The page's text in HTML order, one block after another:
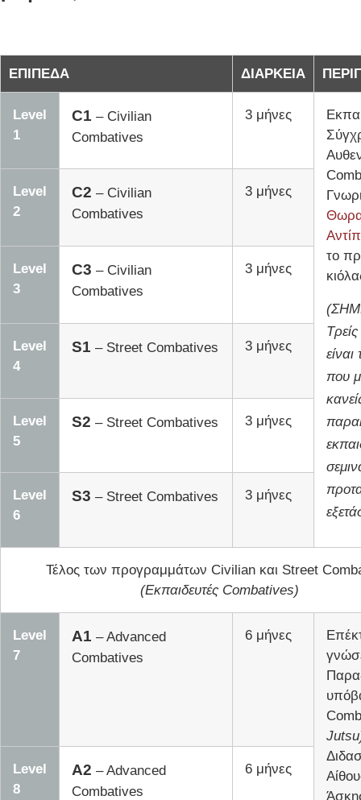
ΕΠΙΠΕΔΑ ΔΙΑΡΚΕΙΑ
Level
1
C1 – Civilian
Combatives
3 μήνες
το
είναι
που
Level
2
C2 – Civilian
Combatives
3 μήνες
Level
3
C3 – Civilian
Combatives
3 μήνες
Level
4
S1 – Street Combatives 3 μήνες
Level
5
S2 – Street Combatives 3 μήνες
Level
6
S3 – Street Combatives 3 μήνες
Τέλος των προγραμμάτων Civilian και Street
(Εκπαιδευτές Combatives)
Level
7
A1 – Advanced
Combatives
6 μήνες
Level
8
A2 – Advanced
Combatives
6 μήνες